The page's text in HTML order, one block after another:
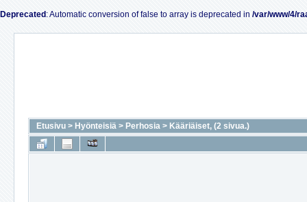
Deprecated : Automatic conversion of false to array is deprecated in /var/www/4/
Etusivu > Hyönteisiä > Perhosia > Kääriäiset, (2 sivua.)